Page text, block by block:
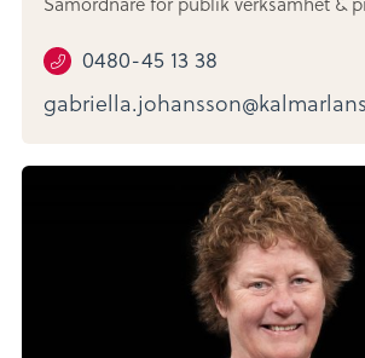
0480-45 13 38